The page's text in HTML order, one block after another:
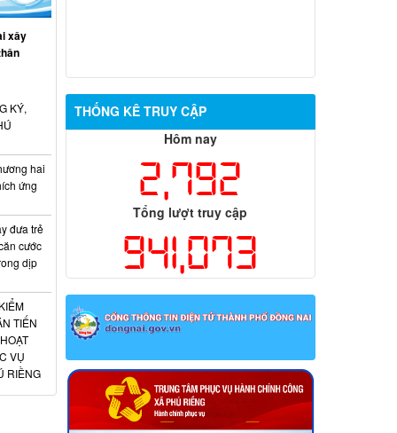
THỐNG KÊ TRUY CẬP
Hôm nay
2,792
Tổng lượt truy cập
941,073
xây
KÝ,
hai
ứng
đưa trẻ
cước
dịp
TIẾN
VỤ
RIỀNG